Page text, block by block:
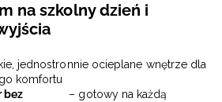
na szkolny dzień i
jednostronnie ocieplane wnętrze dla
komfortu
bez
– gotowy na każdą